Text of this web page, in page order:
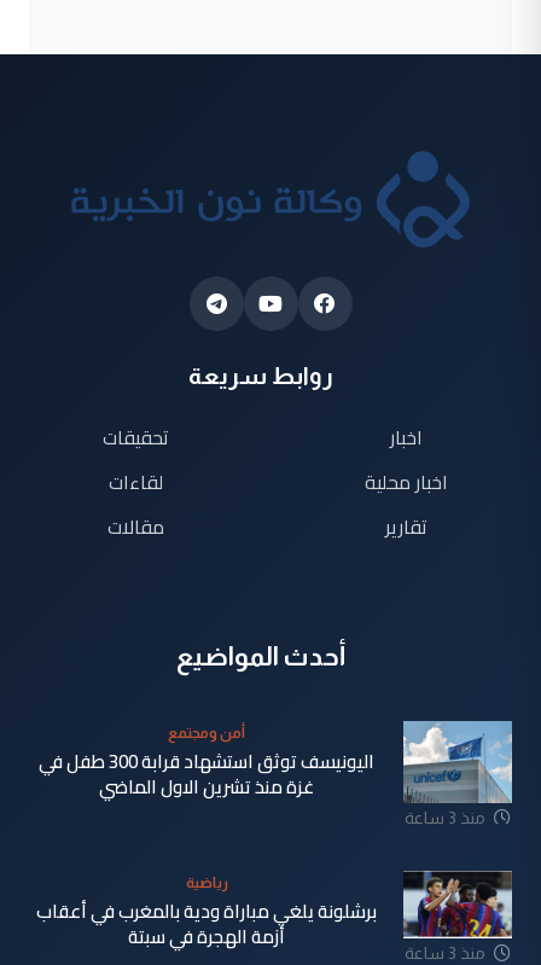
روابط سريعة
اخبار
اخبار محلية
تقارير
تحقيقات
لقاءات
مقالات
أحدث المواضيع
منذ 3 ساعة
أمن ومجتمع
اليونيسف توثق استشهاد قرابة 300 طفل في
غزة منذ تشرين الاول الماضي
منذ 3 ساعة
رياضية
برشلونة يلغي مباراة ودية بالمغرب في أعقاب
أزمة الهجرة في سبتة